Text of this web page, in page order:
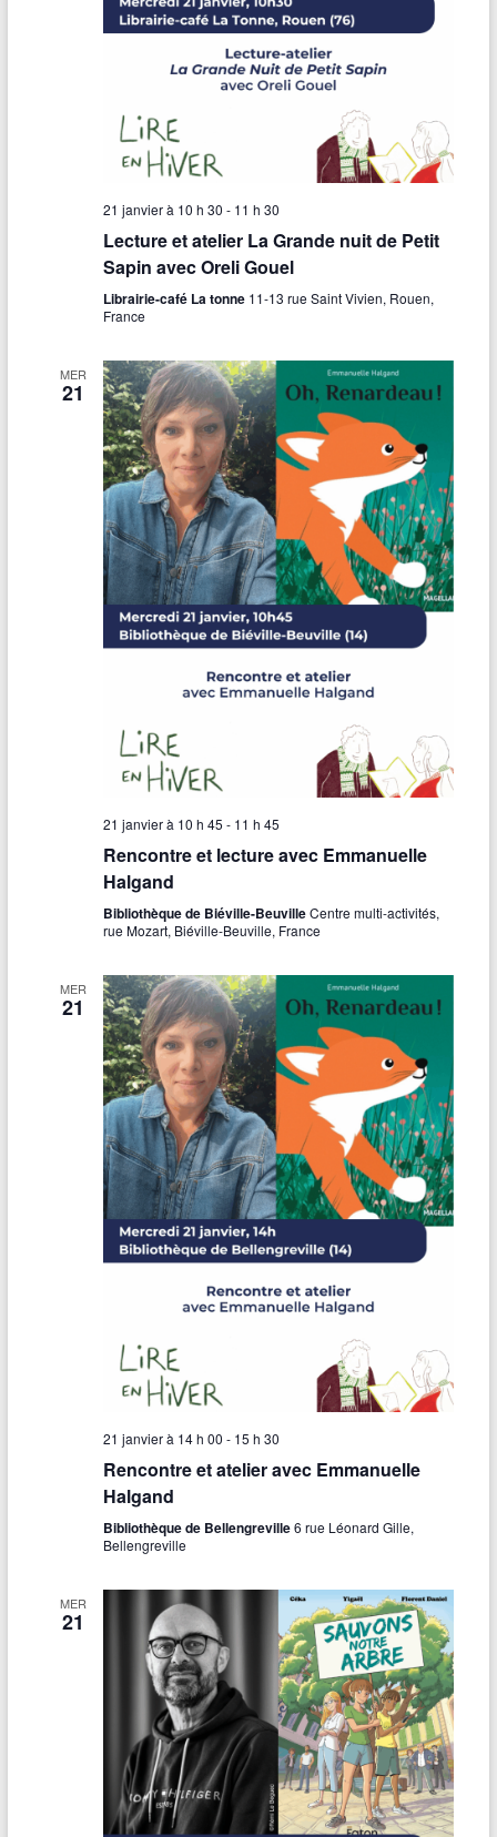
s
8
21 janvier à 10 h 30 - 11 h 30
Lecture et atelier La Grande nuit de Petit
Sapin avec Oreli Gouel
Librairie-café La tonne 11-13 rue Saint Vivien, Rouen,
France
MER
21
21 janvier à 10 h 45 - 11 h 45
Rencontre et lecture avec Emmanuelle
Halgand
Bibliothèque de Biéville-BeuvilleCentre multi-activités,
rue Mozart, Biéville-Beuville, France
MER
21
21 janvier à 14 h 00 - 15 h 30
Rencontre et atelier avec Emmanuelle
Halgand
Bibliothèque de Bellengreville6 rue Léonard Gille,
Bellengreville
MER
21